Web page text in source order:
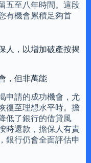
五至八年時間。這段
有機會累積足夠首
人，以增加破產按揭
，但非萬能
申請的成功機會，尤
復至理想水平時。擔
低了銀行的借貸風
時還款，擔保人有責
銀行仍會全面評估申